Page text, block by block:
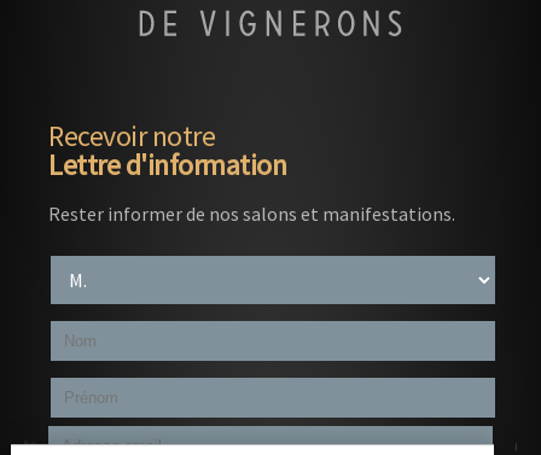
Recevoir notre
Lettre d'information
Rester informer de nos salons et manifestations.